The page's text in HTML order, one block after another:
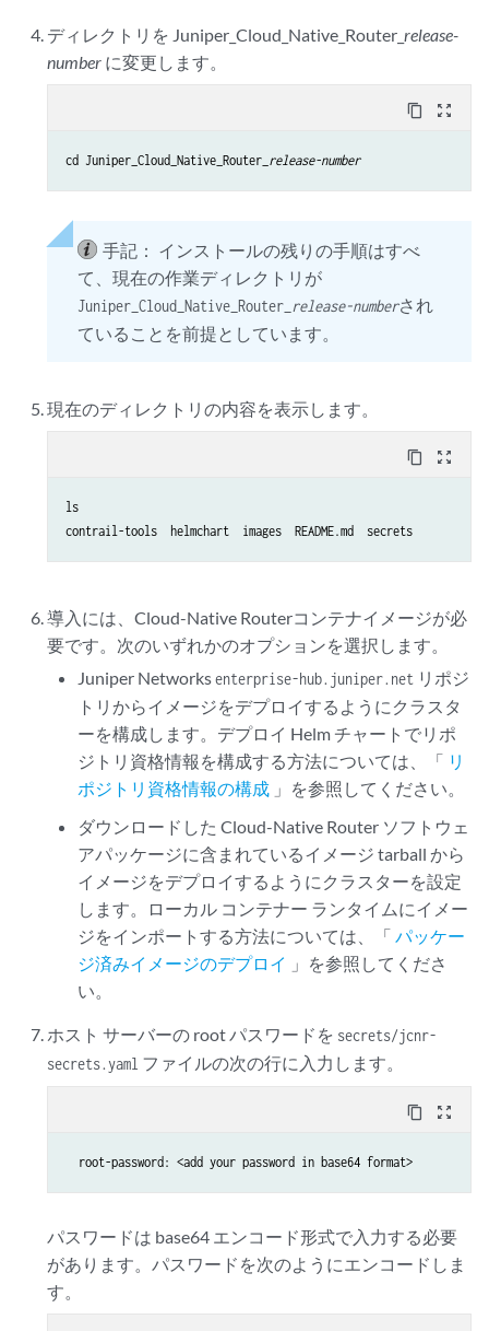
ディレクトリを Juniper_Cloud_Native_Router_release-
number に変更します。
content_copy zoom_out_map
cd Juniper_Cloud_Native_Router_ release-number
手記： インストールの残りの手順はすべ
て、現在の作業ディレクトリが
Juniper_Cloud_Native_Router_ release-numberされ
ていることを前提としています。
現在のディレクトリの内容を表示します。
content_copy zoom_out_map
ls
contrail-tools  helmchart  images  README.md  secrets
導入には、Cloud-Native Routerコンテナイメージが必
要です。次のいずれかのオプションを選択します。
Juniper Networksenterprise-hub.juniper.net リポジ
トリからイメージをデプロイするようにクラスタ
ーを構成します。デプロイ Helm チャートでリポ
ジトリ資格情報を構成する方法については、「 リ
ポジトリ資格情報の構成」を参照してください。
ダウンロードした Cloud-Native Router ソフトウェ
アパッケージに含まれているイメージ tarball から
イメージをデプロイするようにクラスターを設定
します。ローカル コンテナー ランタイムにイメー
ジをインポートする方法については、「 パッケー
ジ済みイメージのデプロイ
」を参照してくださ
い。
ホスト サーバーの root パスワードを secrets/jcnr-
secrets.yaml ファイルの次の行に入力します。
content_copy zoom_out_map
  root-password: <add your password in base64 format>
パスワードは base64 エンコード形式で入力する必要
があります。パスワードを次のようにエンコードしま
す。